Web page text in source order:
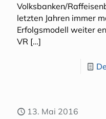
Volksbanken/
letzten Jahren immer
Erfolgsmodell weiter
VR […]
13. Mai 2016